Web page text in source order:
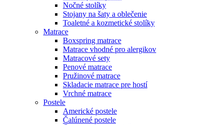
Nočné stolíky
Stojany na šaty a oblečenie
Toaletné a kozmetické stolíky
Matrace
Boxspring matrace
Matrace vhodné pro alergikov
Matracové sety
Penové matrace
Pružinové matrace
Skladacie matrace pre hostí
Vrchné matrace
Postele
Americké postele
Čalúnené postele